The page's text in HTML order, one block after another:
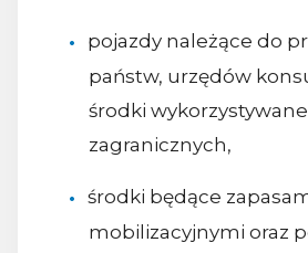
pojazdy należące do
państw, urzędów
środki
zagranicznych,
środki będące
mobilizacyjnymi oraz